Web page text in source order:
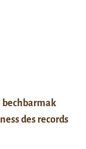
des records